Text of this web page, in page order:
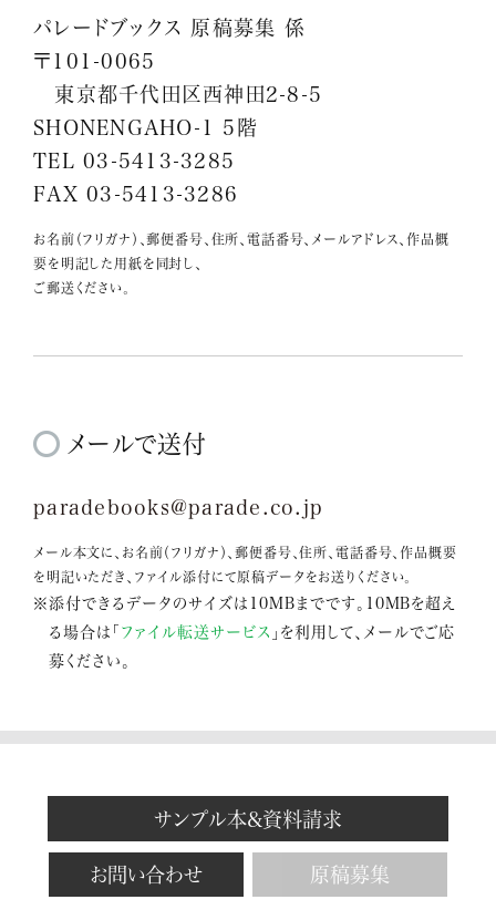
パレードブックス 原稿募集 係
〒101-0065
東京都千代田区西神田2-8-5
SHONENGAHO-1 5階
TEL 03-5413-3285
FAX 03-5413-3286
お名前（フリガナ）、郵便番号、住所、電話番号、メールアドレス、作品概
要を明記した用紙を同封し、
ご郵送ください。
メールで送付
paradebooks@parade.co.jp
メール本文に、お名前（フリガナ）、郵便番号、住所、電話番号、作品概要
を明記いただき、ファイル添付にて原稿データをお送りください。
※添付できるデータのサイズは10MBまでです。10MBを超え
る場合は「ファイル転送サービス 」を利用して、メールでご応
募ください。
サンプル本&資料請求
お問い合わせ 原稿募集